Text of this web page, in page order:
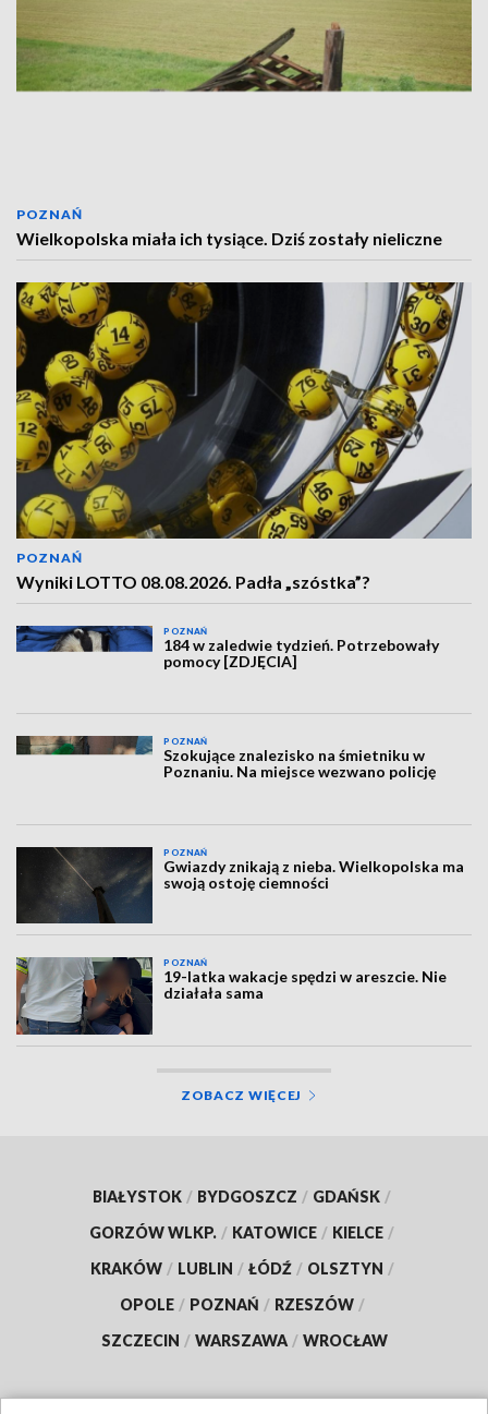
POZNAŃ
Wielkopolska miała ich tysiące. Dziś zostały nieliczne
POZNAŃ
Wyniki LOTTO 08.08.2026. Padła „szóstka”?
POZNAŃ
184 w zaledwie tydzień. Potrzebowały
pomocy [ZDJĘCIA]
POZNAŃ
Szokujące znalezisko na śmietniku w
Poznaniu. Na miejsce wezwano policję
POZNAŃ
Gwiazdy znikają z nieba. Wielkopolska ma
swoją ostoję ciemności
POZNAŃ
19-latka wakacje spędzi w areszcie. Nie
działała sama
ZOBACZ WIĘCEJ
BIAŁYSTOK / BYDGOSZCZ / GDAŃSK /
GORZÓW WLKP. / KATOWICE / KIELCE /
KRAKÓW / LUBLIN / ŁÓDŹ / OLSZTYN /
OPOLE / POZNAŃ / RZESZÓW /
SZCZECIN / WARSZAWA / WROCŁAW